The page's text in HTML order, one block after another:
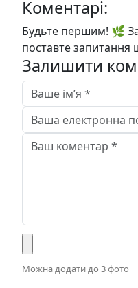
Коментарі:
Будьте першим! 🌿
поставте запитання
Залишити
Можна додати до 3 фото